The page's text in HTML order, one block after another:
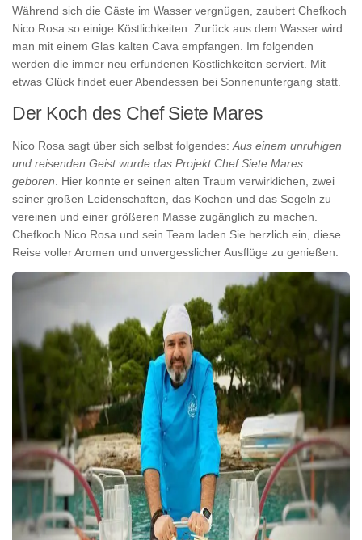
Während sich die Gäste im Wasser vergnügen, zaubert Chefkoch
Nico Rosa so einige Köstlichkeiten. Zurück aus dem Wasser wird
man mit einem Glas kalten Cava empfangen. Im folgenden
werden die immer neu erfundenen Köstlichkeiten serviert. Mit
etwas Glück findet euer Abendessen bei Sonnenuntergang statt.
Der Koch des Chef Siete Mares
Nico Rosa sagt über sich selbst folgendes: Aus einem unruhigen
und reisenden Geist wurde das Projekt Chef Siete Mares
geboren . Hier konnte er seinen alten Traum verwirklichen, zwei
seiner großen Leidenschaften, das Kochen und das Segeln zu
vereinen und einer größeren Masse zugänglich zu machen.
Chefkoch Nico Rosa und sein Team laden Sie herzlich ein, diese
Reise voller Aromen und unvergesslicher Ausflüge zu genießen.